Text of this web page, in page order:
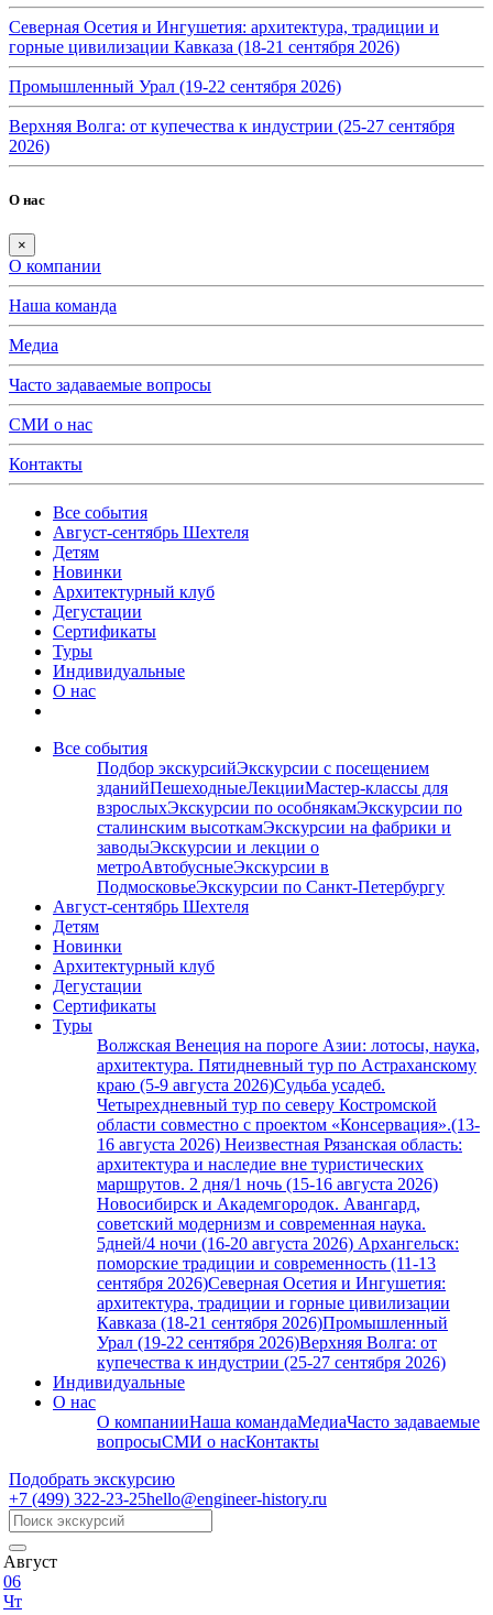
Северная Осетия и Ингушетия: архитектура, традиции и
горные цивилизации Кавказа (18-21 сентября 2026)
Промышленный Урал (19-22 сентября 2026)
Верхняя Волга: от купечества к индустрии (25-27 сентября
2026)
О нас
×
О компании
Наша команда
Медиа
Часто задаваемые вопросы
СМИ о нас
Контакты
Все события
Август-сентябрь Шехтеля
Детям
Новинки
Архитектурный клуб
Дегустации
Сертификаты
Туры
Индивидуальные
О нас
Все события
Подбор экскурсийЭкскурсии с посещением
зданийПешеходныеЛекцииМастер-классы для
взрослыхЭкскурсии по особнякамЭкскурсии по
сталинским высоткамЭкскурсии на фабрики и
заводыЭкскурсии и лекции о
метроАвтобусныеЭкскурсии в
ПодмосковьеЭкскурсии по Санкт-Петербургу
Август-сентябрь Шехтеля
Детям
Новинки
Архитектурный клуб
Дегустации
Сертификаты
Туры
Волжская Венеция на пороге Азии: лотосы, наука,
архитектура. Пятидневный тур по Астраханскому
краю (5-9 августа 2026)Судьба усадеб.
Четырехдневный тур по северу Костромской
области совместно с проектом «Консервация».(13-
16 августа 2026) Неизвестная Рязанская область:
архитектура и наследие вне туристических
маршрутов. 2 дня/1 ночь (15-16 августа 2026)
Новосибирск и Академгородок. Авангард,
советский модернизм и современная наука.
5дней/4 ночи (16-20 августа 2026) Архангельск:
поморские традиции и современность (11-13
сентября 2026)Северная Осетия и Ингушетия:
архитектура, традиции и горные цивилизации
Кавказа (18-21 сентября 2026)Промышленный
Урал (19-22 сентября 2026)Верхняя Волга: от
купечества к индустрии (25-27 сентября 2026)
Индивидуальные
О нас
О компанииНаша командаМедиаЧасто задаваемые
вопросыСМИ о насКонтакты
Подобрать экскурсию
+7 (499) 322-23-25hello@engineer-history.ru
Август
06
Чт